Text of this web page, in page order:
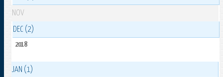
NOV
DEC (2)
2018
JAN (1)